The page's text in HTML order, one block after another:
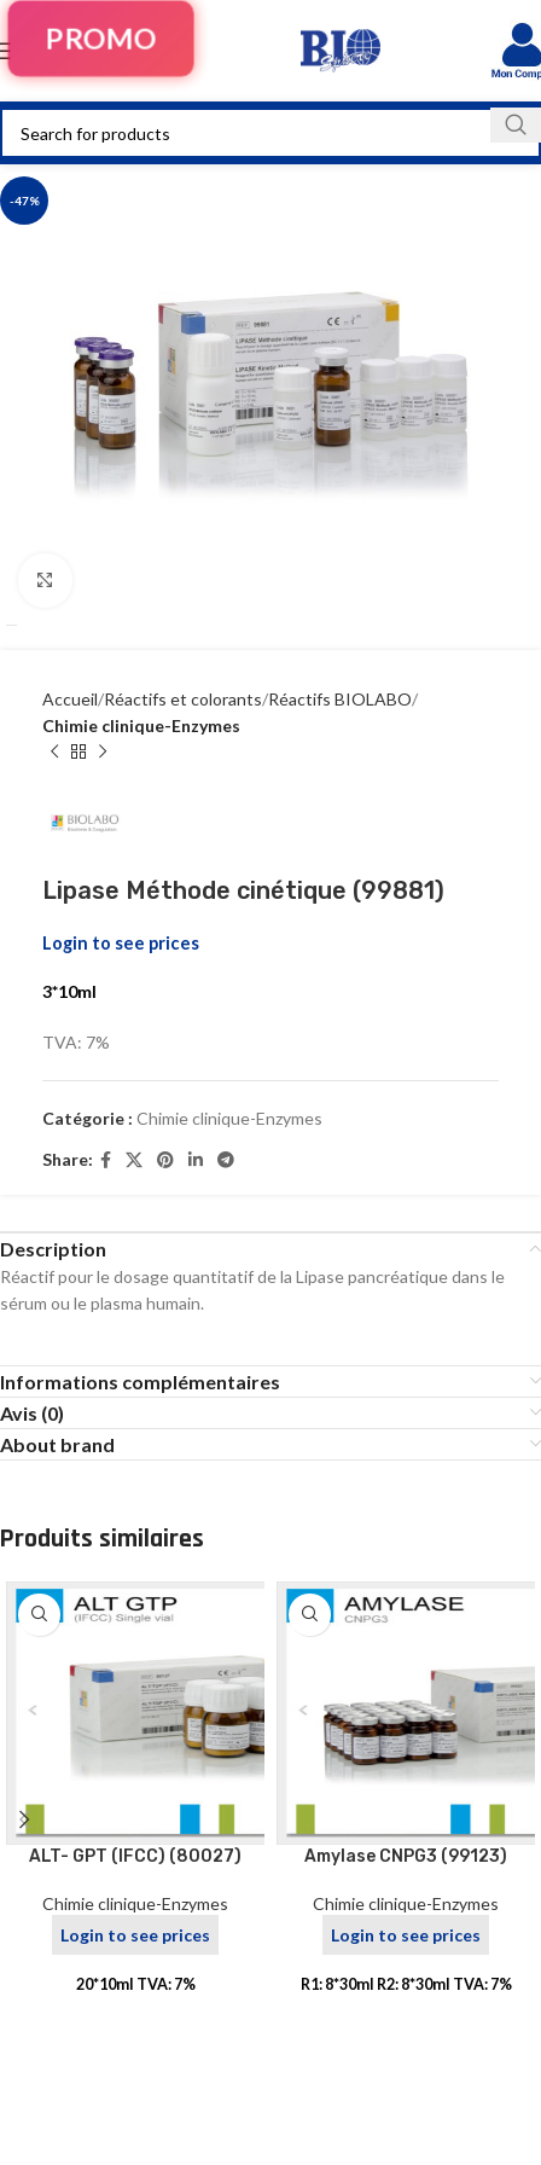
PROMO
-47%
Accueil Réactifs et colorants Réactifs BIOLABO
Chimie clinique-Enzymes
Lipase Méthode cinétique (99881)
Login to see prices
3*10ml
TVA: 7%
Catégorie : Chimie clinique-Enzymes
Share:
Description
Réactif pour le dosage quantitatif de la Lipase pancréatique dans le
sérum ou le plasma humain.
Informations complémentaires
Avis (0)
About brand
Produits similaires
ALT- GPT (IFCC) (80027)
Chimie clinique-Enzymes
Login to see prices
20*10ml TVA: 7%
Amylase CNPG3 (99123)
Chimie clinique-Enzymes
Login to see prices
R1: 8*30ml R2: 8*30ml TVA: 7%